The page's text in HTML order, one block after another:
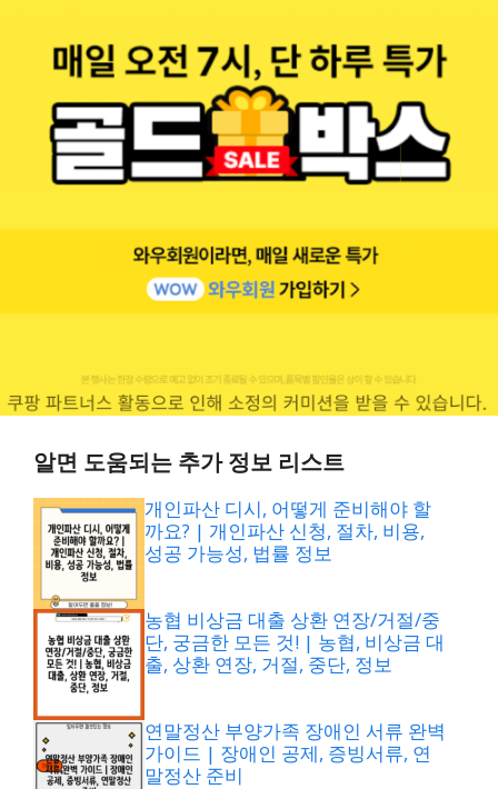
알면 도움되는 추가 정보 리스트
개인파산 디시, 어떻게 준비해야 할
까요? | 개인파산 신청, 절차, 비용,
성공 가능성, 법률 정보
농협 비상금 대출 상환 연장/거절/중
단, 궁금한 모든 것! | 농협, 비상금 대
출, 상환 연장, 거절, 중단, 정보
연말정산 부양가족 장애인 서류 완벽
가이드 | 장애인 공제, 증빙서류, 연
말정산 준비